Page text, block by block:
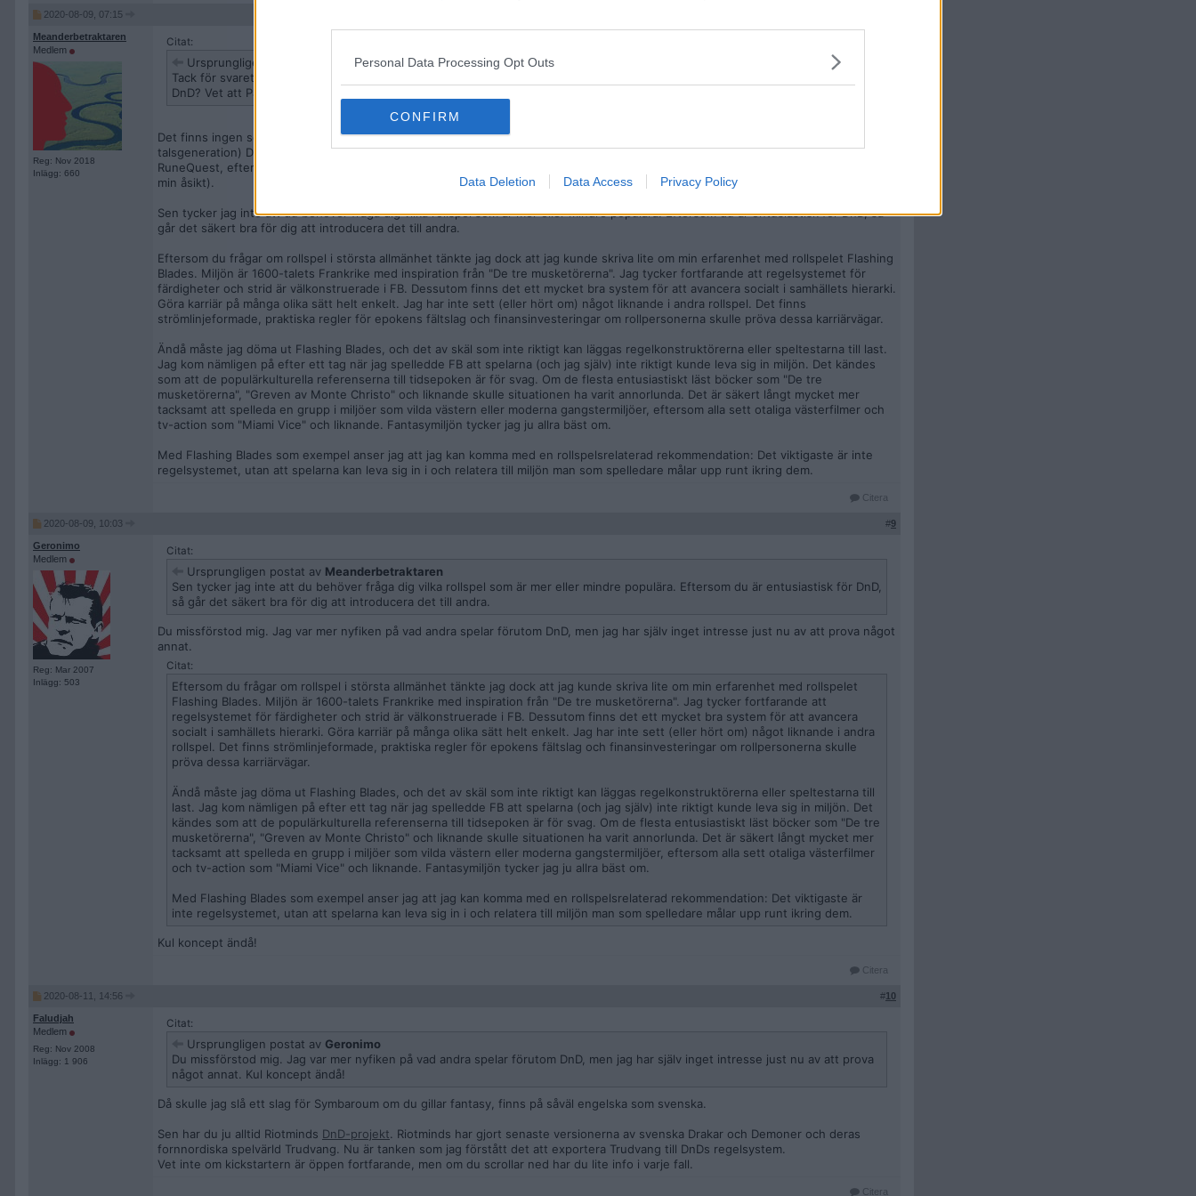
Personal Data Processing Opt Outs
CONFIRM
Data Deletion Data Access Privacy Policy
2020-08-09, 07:15
Meanderbetraktaren
Medlem
Reg: Nov 2018
Inlägg: 660
Citat:
Ursprungligen postat av
Geronimo
Tack för svaret. Låter som ett förenklat rollspel helt enkelt. Vet du hur andra rollspel håller sig konkurensmässigt gentemot
DnD? Vet att Pathfinder ligger på en klar andraplats, men vilka andra är populära?
Det finns ingen som spelar "Basic Roleplaying" längre, och jag har aldrig sett det själv. Däremot spelade jag (som många från min 70-
talsgeneration) Drakar och Demoner under 1980-talet. För några år sedan fick jag upp ögonen på den senaste versionen av
RuneQuest, eftersom det liknar Drakar och Demoner samt för att jag inte tilltalas av regelsystem med levels (men det är bara just
min åsikt).
Sen tycker jag inte att du behöver fråga dig vilka rollspel som är mer eller mindre populära. Eftersom du är entusiastisk för DnD, så
går det säkert bra för dig att introducera det till andra.
Eftersom du frågar om rollspel i största allmänhet tänkte jag dock att jag kunde skriva lite om min erfarenhet med rollspelet Flashing
Blades. Miljön är 1600-talets Frankrike med inspiration från "De tre musketörerna". Jag tycker fortfarande att regelsystemet för
färdigheter och strid är välkonstruerade i FB. Dessutom finns det ett mycket bra system för att avancera socialt i samhällets hierarki.
Göra karriär på många olika sätt helt enkelt. Jag har inte sett (eller hört om) något liknande i andra rollspel. Det finns
strömlinjeformade, praktiska regler för epokens fältslag och finansinvesteringar om rollpersonerna skulle pröva dessa karriärvägar.
Ändå måste jag döma ut Flashing Blades, och det av skäl som inte riktigt kan läggas regelkonstruktörerna eller speltestarna till last.
Jag kom nämligen på efter ett tag när jag spelledde FB att spelarna (och jag själv) inte riktigt kunde leva sig in miljön. Det kändes
som att de populärkulturella referenserna till tidsepoken är för svag. Om de flesta entusiastiskt läst böcker som "De tre
musketörerna", "Greven av Monte Christo" och liknande skulle situationen ha varit annorlunda. Det är säkert långt mycket mer
tacksamt att spelleda en grupp i miljöer som vilda västern eller moderna gangstermiljöer, eftersom alla sett otaliga västerfilmer och
tv-action som "Miami Vice" och liknande. Fantasymiljön tycker jag ju allra bäst om.
Med Flashing Blades som exempel anser jag att jag kan komma med en rollspelsrelaterad rekommendation: Det viktigaste är inte
regelsystemet, utan att spelarna kan leva sig in i och relatera till miljön man som spelledare målar upp runt ikring dem.
Citera
2020-08-09, 10:03 #9
Geronimo
Medlem
Reg: Mar 2007
Inlägg: 503
Citat:
Ursprungligen postat av Meanderbetraktaren
Sen tycker jag inte att du behöver fråga dig vilka rollspel som är mer eller mindre populära. Eftersom du är entusiastisk för DnD,
så går det säkert bra för dig att introducera det till andra.
Du missförstod mig. Jag var mer nyfiken på vad andra spelar förutom DnD, men jag har själv inget intresse just nu av att prova något
annat.
Citat:
Eftersom du frågar om rollspel i största allmänhet tänkte jag dock att jag kunde skriva lite om min erfarenhet med rollspelet
Flashing Blades. Miljön är 1600-talets Frankrike med inspiration från "De tre musketörerna". Jag tycker fortfarande att
regelsystemet för färdigheter och strid är välkonstruerade i FB. Dessutom finns det ett mycket bra system för att avancera
socialt i samhällets hierarki. Göra karriär på många olika sätt helt enkelt. Jag har inte sett (eller hört om) något liknande i andra
rollspel. Det finns strömlinjeformade, praktiska regler för epokens fältslag och finansinvesteringar om rollpersonerna skulle
pröva dessa karriärvägar.
Ändå måste jag döma ut Flashing Blades, och det av skäl som inte riktigt kan läggas regelkonstruktörerna eller speltestarna till
last. Jag kom nämligen på efter ett tag när jag spelledde FB att spelarna (och jag själv) inte riktigt kunde leva sig in miljön. Det
kändes som att de populärkulturella referenserna till tidsepoken är för svag. Om de flesta entusiastiskt läst böcker som "De tre
musketörerna", "Greven av Monte Christo" och liknande skulle situationen ha varit annorlunda. Det är säkert långt mycket mer
tacksamt att spelleda en grupp i miljöer som vilda västern eller moderna gangstermiljöer, eftersom alla sett otaliga västerfilmer
och tv-action som "Miami Vice" och liknande. Fantasymiljön tycker jag ju allra bäst om.
Med Flashing Blades som exempel anser jag att jag kan komma med en rollspelsrelaterad rekommendation: Det viktigaste är
inte regelsystemet, utan att spelarna kan leva sig in i och relatera till miljön man som spelledare målar upp runt ikring dem.
Kul koncept ändå!
Citera
2020-08-11, 14:56 #10
Faludjah
Medlem
Reg: Nov 2008
Inlägg: 1 906
Citat:
Ursprungligen postat av Geronimo
Du missförstod mig. Jag var mer nyfiken på vad andra spelar förutom DnD, men jag har själv inget intresse just nu av att prova
något annat. Kul koncept ändå!
Då skulle jag slå ett slag för Symbaroum om du gillar fantasy, finns på såväl engelska som svenska.
Sen har du ju alltid Riotminds DnD-projekt. Riotminds har gjort senaste versionerna av svenska Drakar och Demoner och deras
fornnordiska spelvärld Trudvang. Nu är tanken som jag förstått det att exportera Trudvang till DnDs regelsystem.
Vet inte om kickstartern är öppen fortfarande, men om du scrollar ned har du lite info i varje fall.
Citera